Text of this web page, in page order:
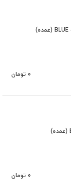
0 تومان
0 تومان